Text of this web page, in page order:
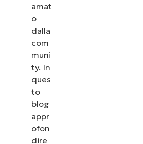
amat
o
dalla
com
muni
ty. In
ques
to
blog
appr
ofon
dire